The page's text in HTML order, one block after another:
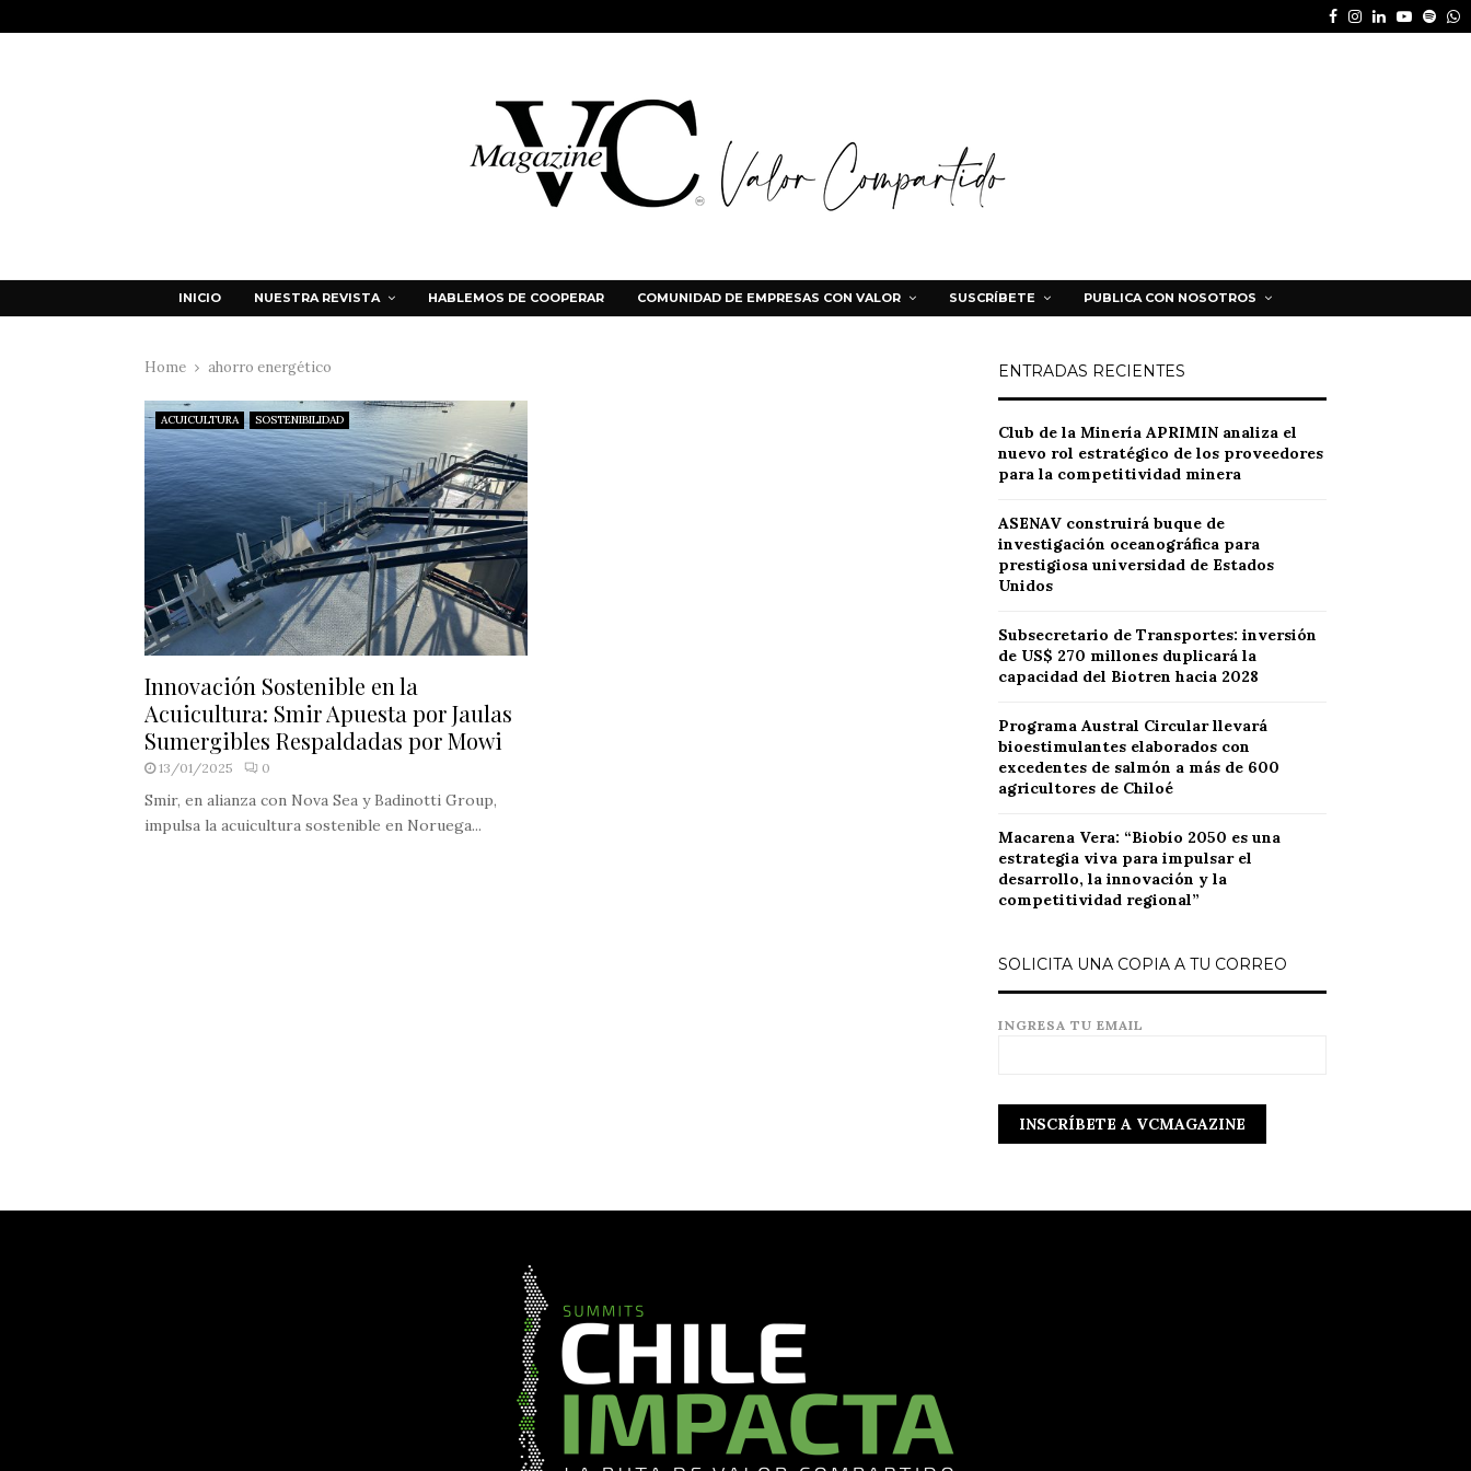
Facebook
Instagram
LinkedinYoutube
INICIO NUESTRA REVISTA HABLEMOS DE COOPERAR COMUNIDAD DE EMPRESAS CON VALOR SUSCRÍBETE PUBLICA CON NOSOTROS
Home ahorro energético
ACUICULTURA SOSTENIBILIDAD
Innovación Sostenible en la
Acuicultura: Smir Apuesta por Jaulas
Sumergibles Respaldadas por Mowi
13/01/2025 0
Smir, en alianza con Nova Sea y Badinotti Group,
impulsa la acuicultura sostenible en Noruega...
ENTRADAS RECIENTES
Club de la Minería APRIMIN analiza el
nuevo rol estratégico de los proveedores
para la competitividad minera
ASENAV construirá buque de
investigación oceanográfica para
prestigiosa universidad de Estados
Unidos
Subsecretario de Transportes: inversión
de US$ 270 millones duplicará la
capacidad del Biotren hacia 2028
Programa Austral Circular llevará
bioestimulantes elaborados con
excedentes de salmón a más de 600
agricultores de Chiloé
Macarena Vera: “Biobío 2050 es una
estrategia viva para impulsar el
desarrollo, la innovación y la
competitividad regional”
SOLICITA UNA COPIA A TU CORREO
INGRESA TU EMAIL